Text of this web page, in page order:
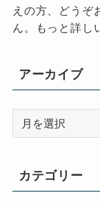
えの方、どうぞ
ん。もっと詳し
アーカイブ
ブ
カテゴリー